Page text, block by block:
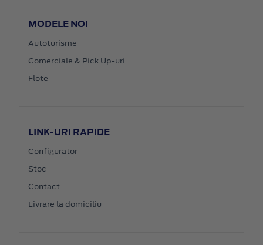
MODELE NOI
Autoturisme
Comerciale & Pick Up-uri
Flote
LINK-URI RAPIDE
Configurator
Stoc
Contact
Livrare la domiciliu